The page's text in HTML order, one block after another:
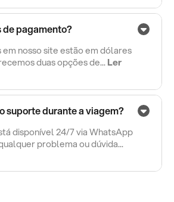
de pagamento?
nosso site estão em dólares
duas opções de...Ler
suporte durante a viagem?
disponível 24/7 via WhatsApp
problema ou dúvida...